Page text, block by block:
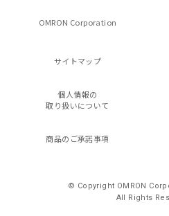
OMRON Corporation
サイトマップ
個人情報の
取り扱いについて
商品のご承諾事項
© Copyright OMRON
All Rights